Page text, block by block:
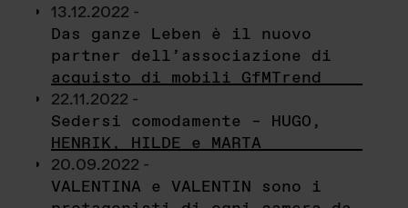
13.12.2022 -
Das ganze Leben è il nuovo
partner dell’associazione di
acquisto di mobili GfMTrend
22.11.2022 -
Sedersi comodamente – HUGO,
HENRIK, HILDE e MARTA
20.09.2022 -
VALENTINA e VALENTIN sono i